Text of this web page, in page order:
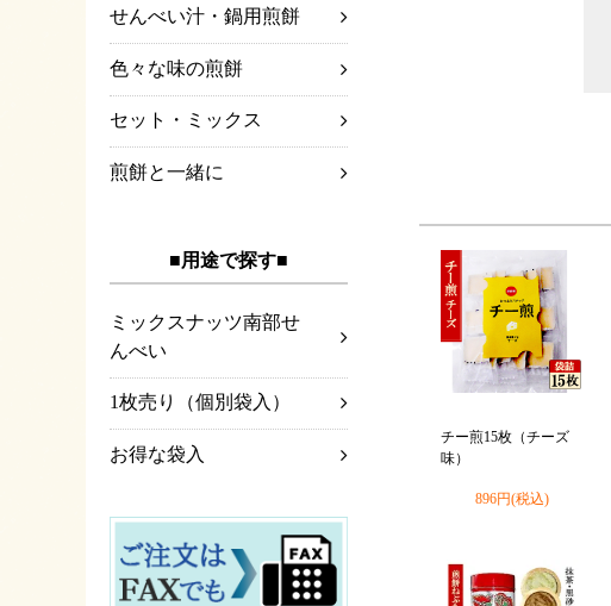
せんべい汁・鍋用煎餅
色々な味の煎餅
セット・ミックス
煎餅と一緒に
■用途で探す■
ミックスナッツ南部せ
んべい
1枚売り（個別袋入）
お得な袋入
チー煎15枚（チーズ
味）
896円(税込)